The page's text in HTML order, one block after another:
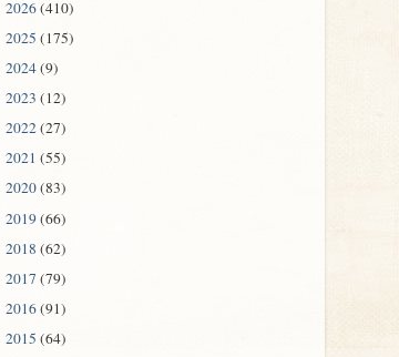
2026(410)
2025 (175)
2024(9)
2023 (12)
2022(27)
2021 (55)
2020(83)
2019(66)
2018 (62)
2017 (79)
2016(91)
2015 (64)